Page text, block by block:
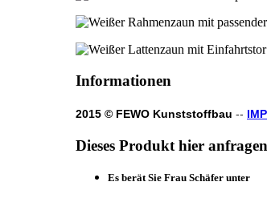
Informationen
2015 © FEWO Kunststoffbau --
Dieses Produkt hier
Es berät Sie Frau Schäfer unter